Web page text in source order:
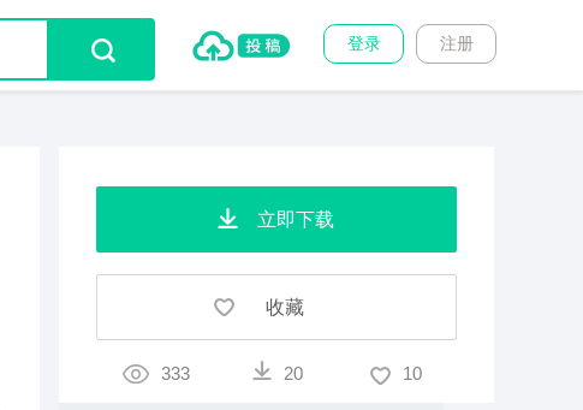
注册
登录
立即下载
收藏
333 20 10